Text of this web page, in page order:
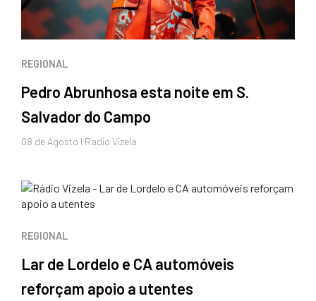
REGIONAL
Pedro Abrunhosa esta noite em S.
Salvador do Campo
08 de Agosto I Radio Vizela
REGIONAL
Lar de Lordelo e CA automóveis
reforçam apoio a utentes